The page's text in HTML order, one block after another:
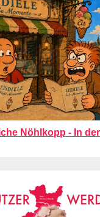
Nöhlkopp - In